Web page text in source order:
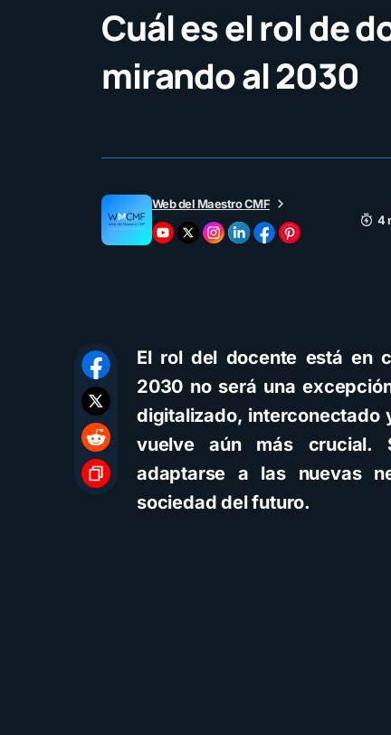
Cuál es el rol de
mirando al 2030
Web del Maestro CMF
4
El rol del docente está en
2030 no será una
digitalizado, interconectado
vuelve aún más crucial.
adaptarse a las nuevas
sociedad del futuro.